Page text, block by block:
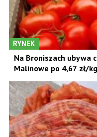
RYNEK
Na Broniszach ubywa
Malinowe po 4,67 zł/kg